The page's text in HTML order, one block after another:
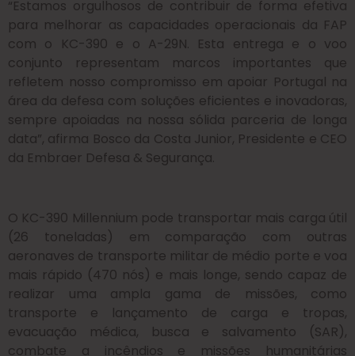
“Estamos orgulhosos de contribuir de forma efetiva
para melhorar as capacidades operacionais da FAP
com o KC-390 e o A-29N. Esta entrega e o voo
conjunto representam marcos importantes que
refletem nosso compromisso em apoiar Portugal na
área da defesa com soluções eficientes e inovadoras,
sempre apoiadas na nossa sólida parceria de longa
data”, afirma Bosco da Costa Junior, Presidente e CEO
da Embraer Defesa & Segurança.
O KC-390 Millennium pode transportar mais carga útil
(26 toneladas) em comparação com outras
aeronaves de transporte militar de médio porte e voa
mais rápido (470 nós) e mais longe, sendo capaz de
realizar uma ampla gama de missões, como
transporte e lançamento de carga e tropas,
evacuação médica, busca e salvamento (SAR),
combate a incêndios e missões humanitárias